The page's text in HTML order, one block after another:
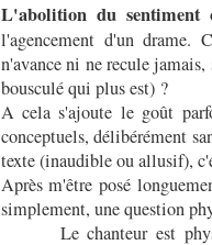
L'abolition du sentiment
l'agencement d'un
n'avance ni ne recule
bousculé qui plus est) ?
A cela s'ajoute le goût
conceptuels, délibérément
texte (inaudible ou allusif),
Après m'être posé
simplement, une question
Le chanteur est